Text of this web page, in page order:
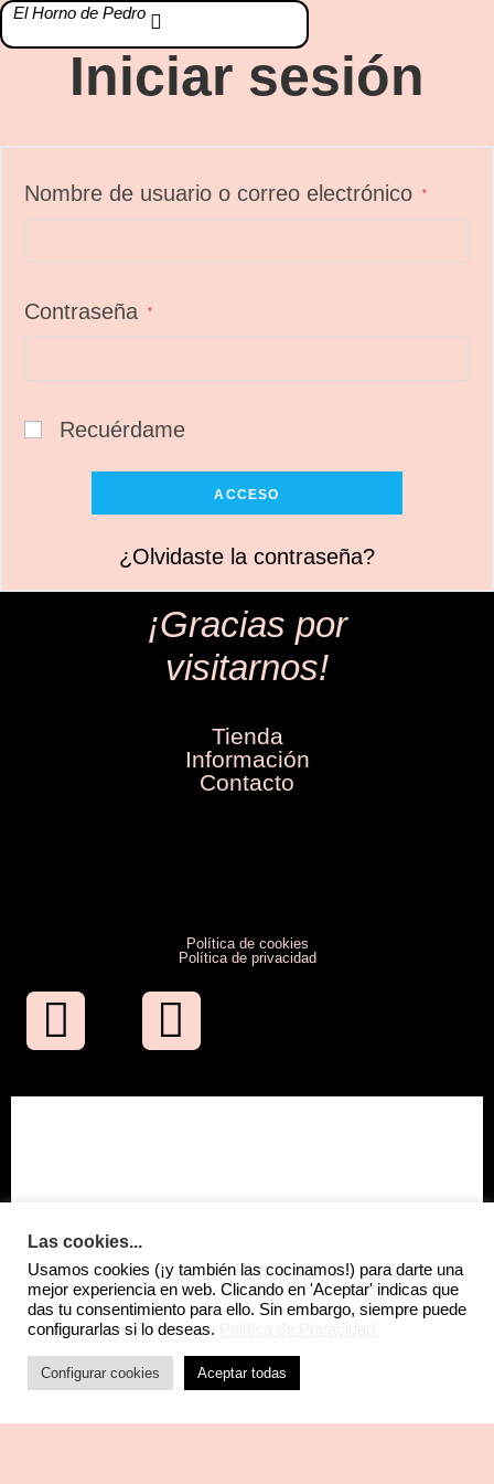
El Horno de Pedro
Iniciar sesión
Nombre de usuario o correo electrónico *
Contraseña *
Recuérdame
ACCESO
¿Olvidaste la contraseña?
¡Gracias por
visitarnos!
Tienda
Información
Contacto
Política de cookies
Política de privacidad
Las cookies...
Usamos cookies (¡y también las cocinamos!) para darte una
mejor experiencia en web. Clicando en 'Aceptar' indicas que
das tu consentimiento para ello. Sin embargo, siempre puede
configurarlas si lo deseas.
Configurar cookies Aceptar todas